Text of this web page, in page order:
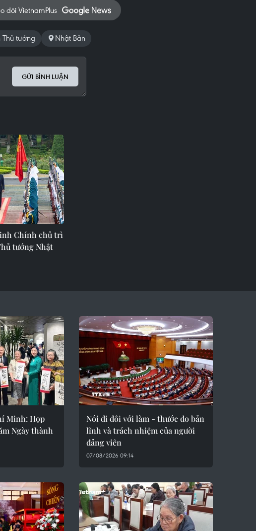
dõi VietnamPlus
Thủ tướng Nhật Bản
GỬI BÌNH LUẬN
Chính chủ trì
tướng Nhật
Minh: Họp
Ngày thành
Nói đi đôi với làm - thước đo bản
lĩnh và trách nhiệm của người
đảng viên
07/08/2026 09:14